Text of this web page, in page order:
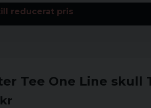
reducerat pris
Tee One Line skull